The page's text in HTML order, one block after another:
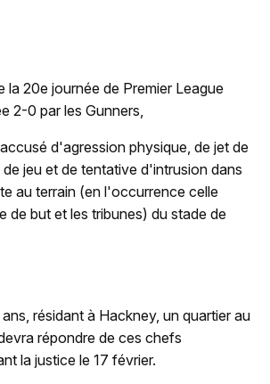
la 20e journée de Premier League
2-0 par les Gunners,
d'agression physique, de jet de
jeu et de tentative d'intrusion dans
au terrain (en l'occurrence celle
de but et les tribunes) du stade de
résidant à Hackney, un quartier au
répondre de ces chefs
la justice le 17 février.